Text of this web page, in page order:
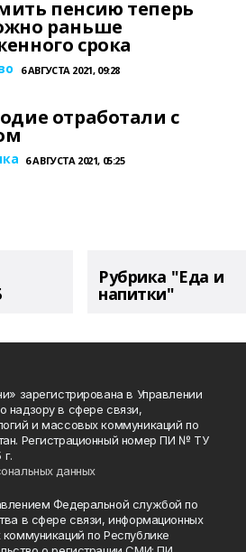
пенсию теперь
раньше
срока
6 АВГУСТА 2021, 09:28
отработали с
6 АВГУСТА 2021, 05:25
Рубрика "Еда и
напитки"
зарегистрирована в Управлении
надзору в сфере связи,
и массовых коммуникаций по
Регистрационный номер ПИ № ТУ
данных
Федеральной службой по
в сфере связи, информационных
по Республике